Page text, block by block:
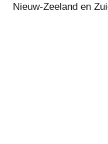
Nieuw-Zeeland en